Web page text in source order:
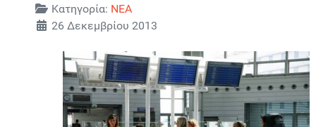
Λεπτομέρειες
Κατηγορία: ΝΕΑ
26 Δεκεμβρίου 2013